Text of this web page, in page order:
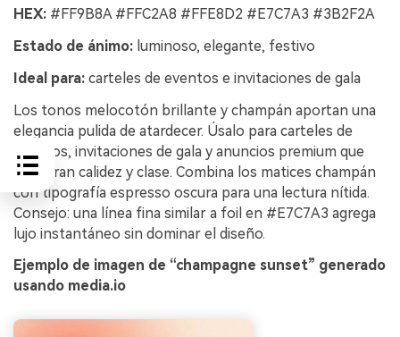
HEX: #FF9B8A #FFC2A8 #FFE8D2 #E7C7A3 #3B2F2A
Estado de ánimo: luminoso, elegante, festivo
Ideal para: carteles de eventos e invitaciones de gala
Los tonos melocotón brillante y champán aportan una
elegancia pulida de atardecer. Úsalo para carteles de
eventos, invitaciones de gala y anuncios premium que
requieran calidez y clase. Combina los matices champán
con tipografía espresso oscura para una lectura nítida.
Consejo: una línea fina similar a foil en #E7C7A3 agrega
lujo instantáneo sin dominar el diseño.
Ejemplo de imagen de “champagne sunset” generado
usando media.io